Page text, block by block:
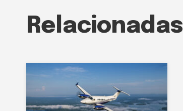
Relacionadas